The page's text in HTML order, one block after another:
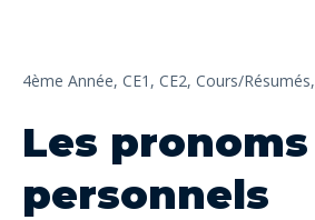
4ème Année, CE1, CE2, Cours/Résumés,
Les pronoms
personnels